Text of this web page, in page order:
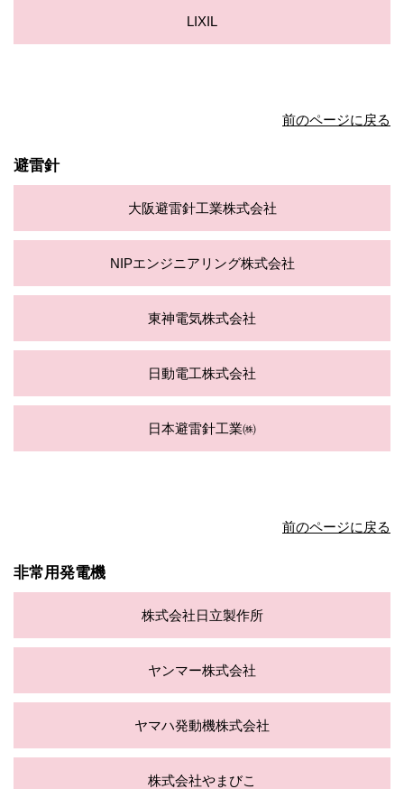
LIXIL
前のページに戻る
避雷針
大阪避雷針工業株式会社
NIPエンジニアリング株式会社
東神電気株式会社
日動電工株式会社
日本避雷針工業㈱
前のページに戻る
非常用発電機
株式会社日立製作所
ヤンマー株式会社
ヤマハ発動機株式会社
株式会社やまびこ